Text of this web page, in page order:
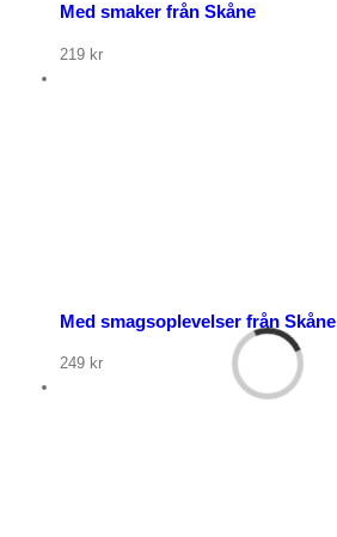
Med smaker från Skåne
219 kr
Med smagsoplevelser från Skåne
249 kr